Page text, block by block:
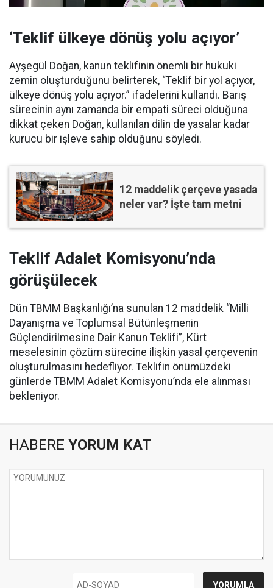
‘Teklif ülkeye dönüş yolu açıyor’
Ayşegül Doğan, kanun teklifinin önemli bir hukuki
zemin oluşturduğunu belirterek, “Teklif bir yol açıyor,
ülkeye dönüş yolu açıyor.” ifadelerini kullandı. Barış
sürecinin aynı zamanda bir empati süreci olduğuna
dikkat çeken Doğan, kullanılan dilin de yasalar kadar
kurucu bir işleve sahip olduğunu söyledi.
12 maddelik çerçeve yasada
neler var? İşte tam metni
Teklif Adalet Komisyonu’nda
görüşülecek
Dün TBMM Başkanlığı’na sunulan 12 maddelik “Milli
Dayanışma ve Toplumsal Bütünleşmenin
Güçlendirilmesine Dair Kanun Teklifi”, Kürt
meselesinin çözüm sürecine ilişkin yasal çerçevenin
oluşturulmasını hedefliyor. Teklifin önümüzdeki
günlerde TBMM Adalet Komisyonu’nda ele alınması
bekleniyor.
HABERE YORUM KAT